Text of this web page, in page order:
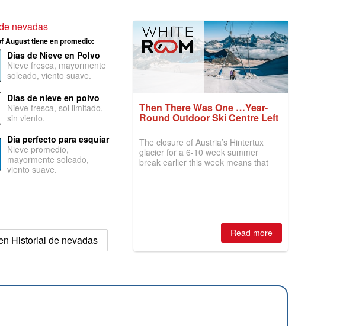
nevadas
August tiene en promedio:
Dias de Nieve en Polvo
Nieve fresca, mayormente
soleado, viento suave.
Dias de nieve en polvo
Nieve fresca, sol limitado,
sin viento.
Dia perfecto para esquiar
Nieve promedio,
mayormente soleado,
viento suave.
Historial de nevadas
Then There Was One …Year-
Round Outdoor Ski Centre Left
The closure of Austria’s Hintertux
glacier for a 6-10 week summer
break earlier this week means that
Read more